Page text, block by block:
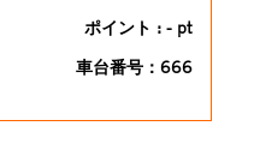
ポイント : - pt
車台番号：666